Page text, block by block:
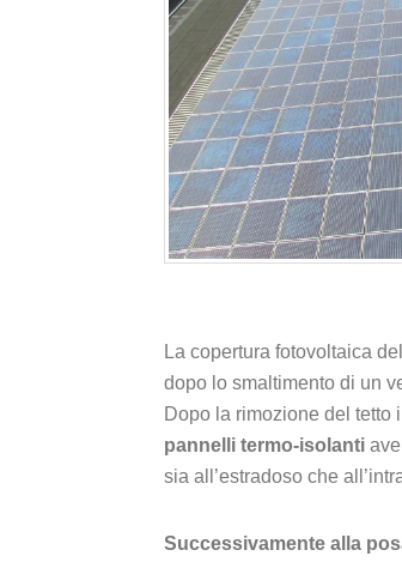
La copertura fotovoltaica
dopo lo smaltimento di un
Dopo la rimozione del tetto
pannelli termo-isolanti
sia all’estradoso che
Successivamente alla